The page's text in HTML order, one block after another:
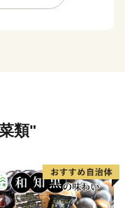
号線と交差し谷
が整備され、新し
代劇のロケが出来る
類"